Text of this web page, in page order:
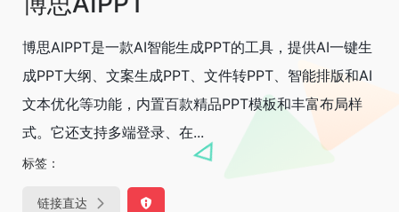
博思AIPPT是一款AI智能生成PPT的工具，提供AI一键生
成PPT大纲、文案生成PPT、文件转PPT、智能排版和AI
文本优化等功能，内置百款精品PPT模板和丰富布局样
式。它还支持多端登录、在...
标签：
链接直达